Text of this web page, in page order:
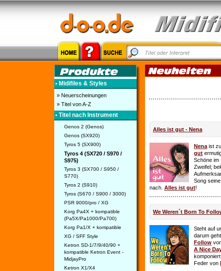
• Midifiles & Styles
» Neuerscheinungen
» Titel von A-Z
• Titel nach Instrument
Genos 2 (Genos)
Genos (SX920)
Tyros 5 (SX900)
Tyros 4 (SX720 / S970 /
S975)
Tyros 3 (SX700 / S950 /
S770)
Tyros 2 (S910)
Tyros (S670 / S900 / 3000)
PSR 9000/pro / XG
Korg Pa4X + kompatible
(Pa5X/Pa1000/Pa700)
Korg Pa1/X + kompatible
XG / SFF Style
Ketron SD-1/7/9/40/90 +
kompatible Ketron Event -
MidjayPro
Ketron X1/X4
Alles ist gut - Nena
Nena ist
gut
Schöne im
Zweifel;
Song
nach. Alles ist gut!
We Weren´t Born To
Steht auf
darum
Follow
A Nice
Feder von